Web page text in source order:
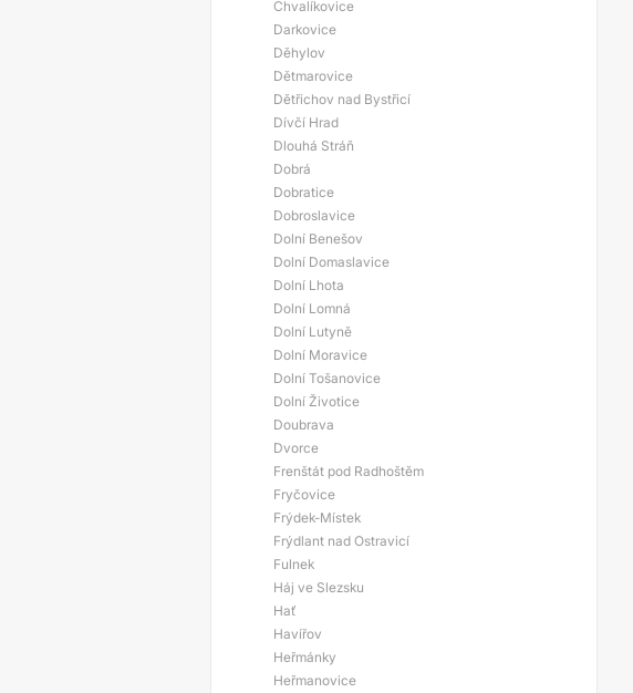
Chvalíkovice
Darkovice
Děhylov
Dětmarovice
Dětřichov nad Bystřicí
Dívčí Hrad
Dlouhá Stráň
Dobrá
Dobratice
Dobroslavice
Dolní Benešov
Dolní Domaslavice
Dolní Lhota
Dolní Lomná
Dolní Lutyně
Dolní Moravice
Dolní Tošanovice
Dolní Životice
Doubrava
Dvorce
Frenštát pod Radhoštěm
Fryčovice
Frýdek-Místek
Frýdlant nad Ostravicí
Fulnek
Háj ve Slezsku
Hať
Havířov
Heřmánky
Heřmanovice